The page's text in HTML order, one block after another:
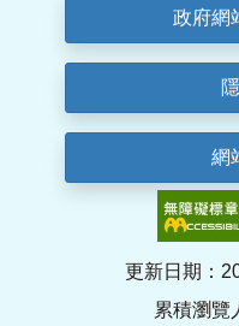
政府網
網
更新日期：
累積瀏覽